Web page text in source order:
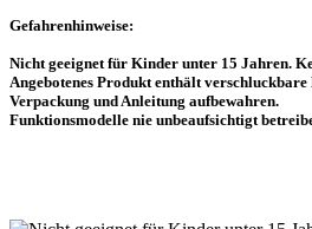
Gefahrenhinweise:
Nicht geeignet für Kinder unter 15 Jahren.
Angebotenes Produkt enthält
Verpackung und Anleitung aufbewahren.
Funktionsmodelle nie unbeaufsichtigt